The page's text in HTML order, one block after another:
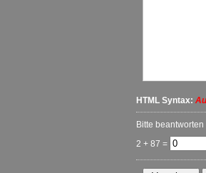
HTML Syntax:
Bitte
2 + 87 =